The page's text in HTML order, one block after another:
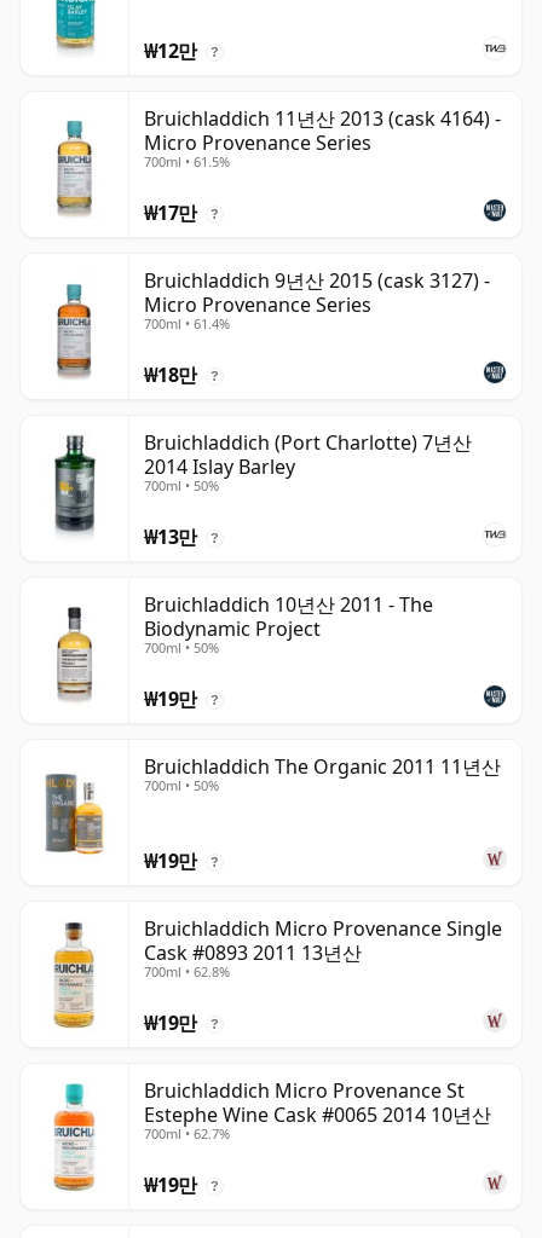
₩12만 ?
Bruichladdich 11년산 2013 (cask 4164) -
Micro Provenance Series
700ml • 61.5%
₩17만 ?
Bruichladdich 9년산 2015 (cask 3127) -
Micro Provenance Series
700ml • 61.4%
₩18만 ?
Bruichladdich (Port Charlotte) 7년산
2014 Islay Barley
700ml • 50%
₩13만 ?
Bruichladdich 10년산 2011 - The
Biodynamic Project
700ml • 50%
₩19만 ?
Bruichladdich The Organic 2011 11년산
700ml • 50%
₩19만 ?
Bruichladdich Micro Provenance Single
Cask #0893 2011 13년산
700ml • 62.8%
₩19만 ?
Bruichladdich Micro Provenance St
Estephe Wine Cask #0065 2014 10년산
700ml • 62.7%
₩19만 ?